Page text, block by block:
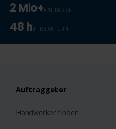
2 Mio+ANFRAGEN
48 hØ REAKTION
Auftraggeber
Handwerker finden